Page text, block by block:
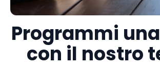
Programmi
con il nostro